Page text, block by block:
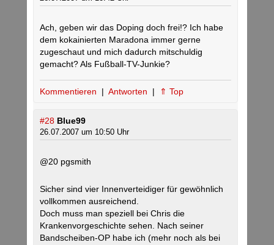
Ach, geben wir das Doping doch frei!? Ich habe
dem kokainierten Maradona immer gerne
zugeschaut und mich dadurch mitschuldig
gemacht? Als Fußball-TV-Junkie?
Kommentieren | Antworten | ⇑ Top
#28 Blue99
26.07.2007 um 10:50 Uhr
@20 pgsmith
Sicher sind vier Innenverteidiger für gewöhnlich
vollkommen ausreichend.
Doch muss man speziell bei Chris die
Krankenvorgeschichte sehen. Nach seiner
Bandscheiben-OP habe ich (mehr noch als bei